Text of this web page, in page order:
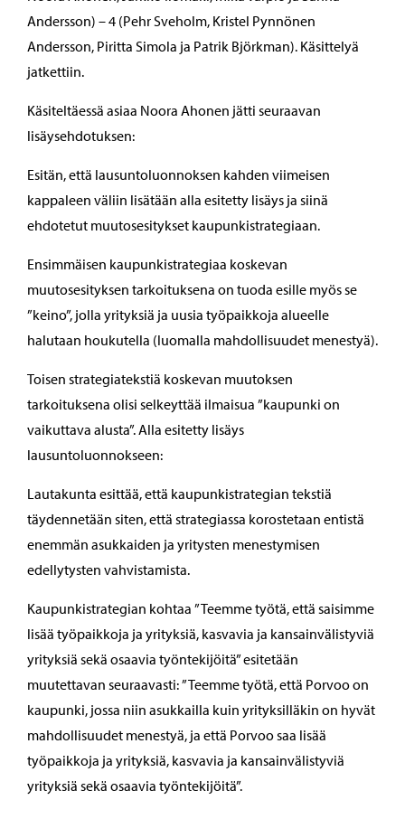
Andersson) – 4 (Pehr Sveholm, Kristel Pynnönen
Andersson, Piritta Simola ja Patrik Björkman). Käsittelyä
jatkettiin.
Käsiteltäessä asiaa Noora Ahonen jätti seuraavan
lisäysehdotuksen:
Esitän, että lausuntoluonnoksen kahden viimeisen
kappaleen väliin lisätään alla esitetty lisäys ja siinä
ehdotetut muutosesitykset kaupunkistrategiaan.
Ensimmäisen kaupunkistrategiaa koskevan
muutosesityksen tarkoituksena on tuoda esille myös se
”keino”, jolla yrityksiä ja uusia työpaikkoja alueelle
halutaan houkutella (luomalla mahdollisuudet menestyä).
Toisen strategiatekstiä koskevan muutoksen
tarkoituksena olisi selkeyttää ilmaisua ”kaupunki on
vaikuttava alusta”. Alla esitetty lisäys
lausuntoluonnokseen:
Lautakunta esittää, että kaupunkistrategian tekstiä
täydennetään siten, että strategiassa korostetaan entistä
enemmän asukkaiden ja yritysten menestymisen
edellytysten vahvistamista.
Kaupunkistrategian kohtaa ”Teemme työtä, että saisimme
lisää työpaikkoja ja yrityksiä, kasvavia ja kansainvälistyviä
yrityksiä sekä osaavia työntekijöitä” esitetään
muutettavan seuraavasti: ”Teemme työtä, että Porvoo on
kaupunki, jossa niin asukkailla kuin yrityksilläkin on hyvät
mahdollisuudet menestyä, ja että Porvoo saa lisää
työpaikkoja ja yrityksiä, kasvavia ja kansainvälistyviä
yrityksiä sekä osaavia työntekijöitä”.